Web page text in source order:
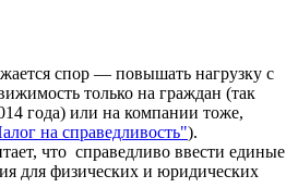
спор — повышать нагрузку с
только на граждан (так
года) или на компании тоже,
на справедливость").
что справедливо ввести единые
для физических и юридических